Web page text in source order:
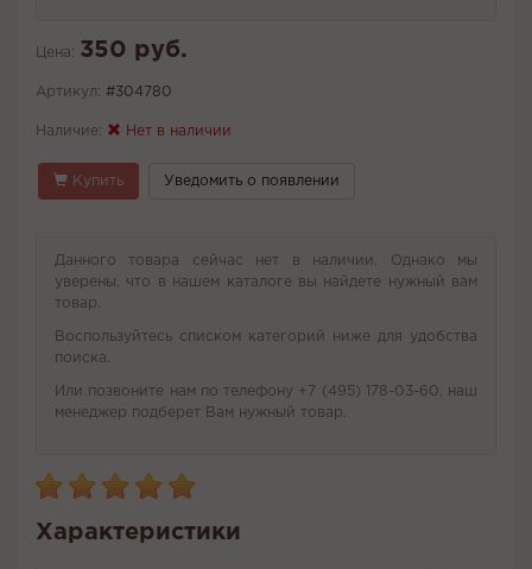
Цена: 350 руб.
Артикул: #304780
Наличие: Нет в наличии
Купить Уведомить о появлении
Данного товара сейчас нет в наличии. Однако мы
уверены, что в нашем каталоге вы найдете нужный вам
товар.
Воспользуйтесь списком категорий ниже для удобства
поиска.
Или позвоните нам по телефону +7 (495) 178-03-60, наш
менеджер подберет Вам нужный товар.
Характеристики